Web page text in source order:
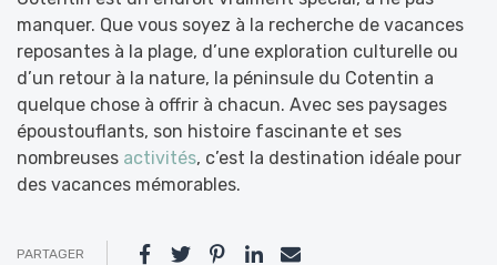
manquer. Que vous soyez à la recherche de vacances
reposantes à la plage, d’une exploration culturelle ou
d’un retour à la nature, la péninsule du Cotentin a
quelque chose à offrir à chacun. Avec ses paysages
époustouflants, son histoire fascinante et ses
nombreuses activités, c’est la destination idéale pour
des vacances mémorables.
PARTAGER